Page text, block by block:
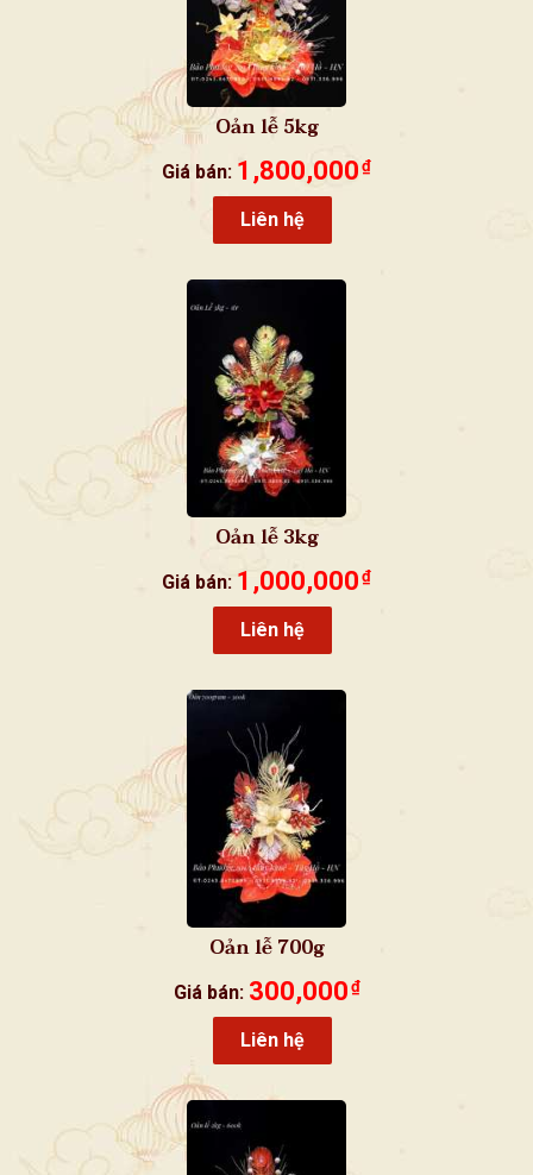
Oản lễ 5kg
Giá bán: 1,800,000 ₫
Liên hệ
Oản lễ 3kg
Giá bán: 1,000,000 ₫
Liên hệ
Oản lễ 700g
Giá bán: 300,000 ₫
Liên hệ